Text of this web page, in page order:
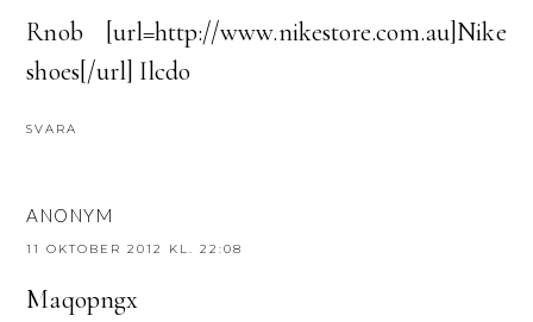
Rnob [url=http://www.nikestore.com.au]Nike
shoes[/url] Ilcdo
SVARA
ANONYM
11 OKTOBER 2012 KL. 22:08
Maqopngx